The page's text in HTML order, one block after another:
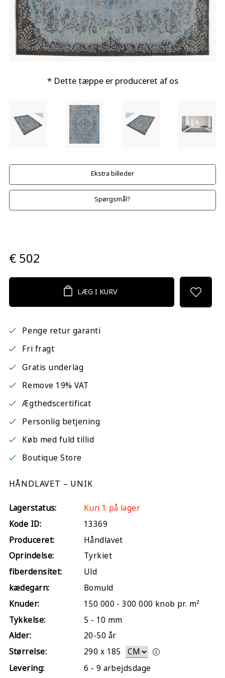
* Dette tæppe er produceret af os
Ekstra billeder
Spørgsmål?
€ 502
LÆG I KURV
Penge retur garanti
Fri fragt
Gratis underlag
Remove 19% VAT
Ægthedscertificat
Personlig betjening
Køb med fuld tillid
Boutique Store
HÅNDLAVET – UNIK
Lagerstatus:
Kun 1 på lager
Kode ID:
13369
Produceret:
Håndlavet
Oprindelse:
Tyrkiet
fiberdensitet:
Uld
kædegarn:
Bomuld
Knuder:
150 000 - 300 000 knob pr. m²
Tykkelse:
5 - 10 mm
Alder:
20-50 år
Størrelse:
290 x 185
Levering:
6 - 9 arbejdsdage